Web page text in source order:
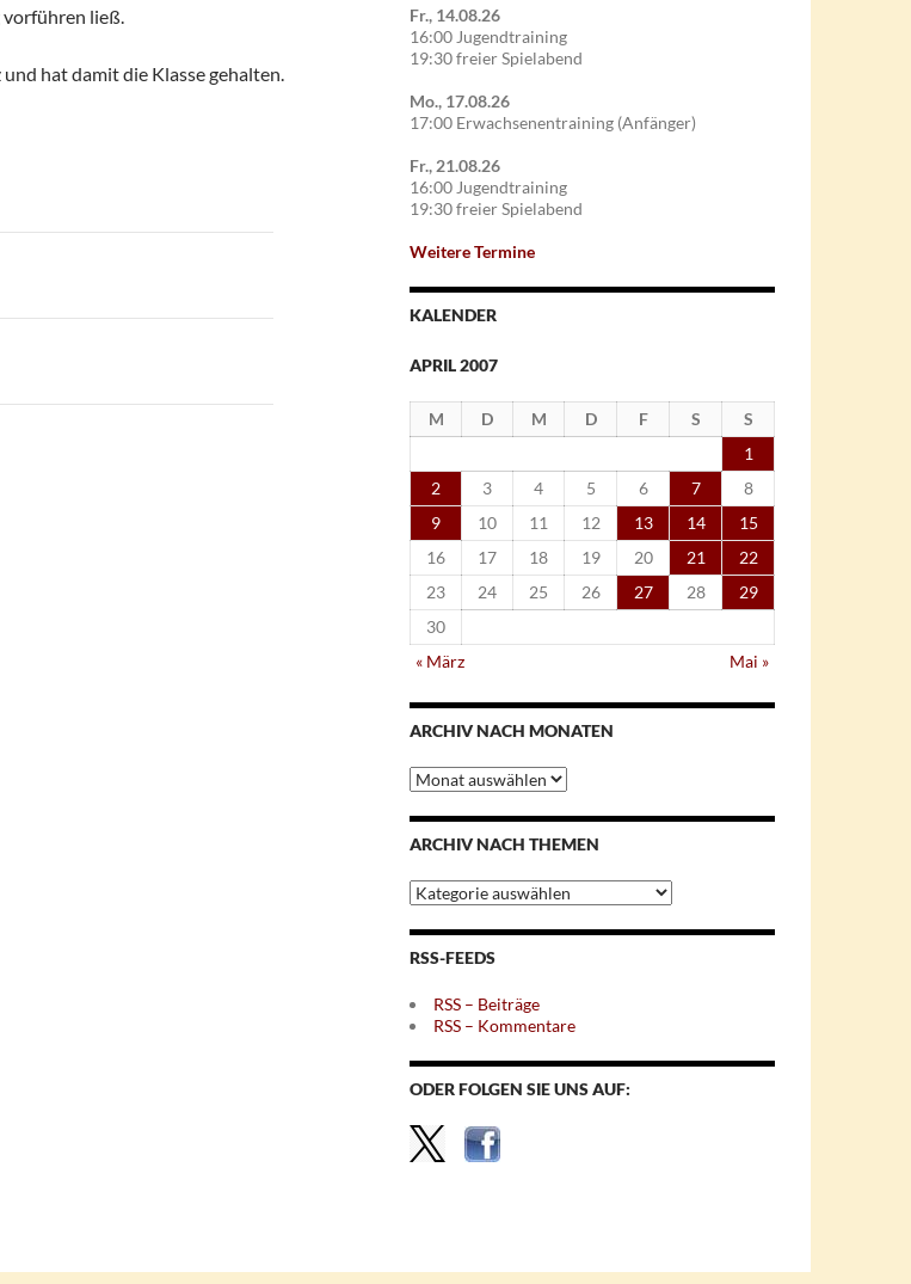
vorführen ließ.
hat damit die Klasse gehalten.
Fr., 14.08.26
16:00 Jugendtraining
19:30 freier Spielabend
Mo., 17.08.26
17:00 Erwachsenentraining (Anfänger)
Fr., 21.08.26
16:00 Jugendtraining
19:30 freier Spielabend
Weitere Termine
KALENDER
APRIL 2007
M D M D F S
S
1
2
3 4 5 6 7
8
9
10 11 12 13 14
15
16
17 18 19 20 21
22
23
24 25 26 27 28
29
30
« März
Mai »
ARCHIV NACH MONATEN
Archiv
nach
Monaten
ARCHIV NACH THEMEN
Archiv
nach
Themen
RSS-FEEDS
RSS – Beiträge
RSS – Kommentare
ODER FOLGEN SIE UNS AUF: